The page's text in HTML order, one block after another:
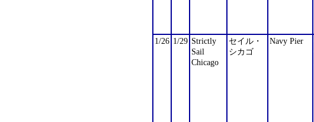
1/26 1/29 Strictly
Sail
Chicago
セイル・
シカゴ
Navy Pier